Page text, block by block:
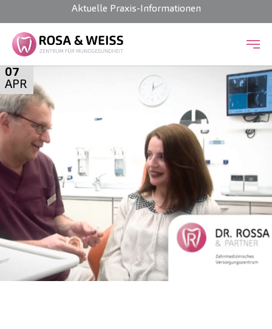
Zum Hauptinhalt springen
Aktuelle Praxis-Informationen
07
APR